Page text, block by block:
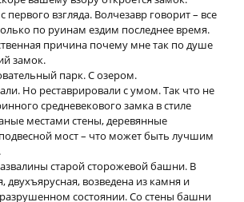
первого взгляда. Волчезавр говорит – все
по руинам ездим последнее время.
причина почему мне так по душе
замок.
парк. С озером.
Но реставрировали с умом. Так что не
средневекового замка в стиле
местами стены, деревянные
мост – что может быть лучшим
старой сторожевой башни. В
двухъярусная, возведена из камня и
состоянии. Со стены башни